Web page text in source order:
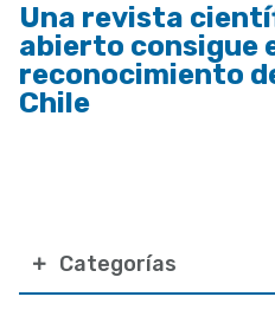
Categorías
Una revista
abierto consigue
reconocimiento
Chile